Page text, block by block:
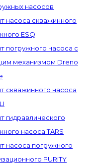
насосов
насоса скважинного
ESQ
погружного насоса с
механизмом Dreno
скважинного насоса
гидравлического
насоса TARS
насоса погружного
PURITY